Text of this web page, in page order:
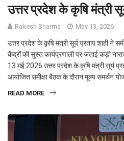
उत्तर प्रदेश के कृषि मंत्री
Rakesh Sharma May 13, 2026
उत्तर प्रदेश के कृषि मंत्री सूर्य प्रताप शाही ने
केंद्रों की सुस्त कार्यप्रणाली पर जताई कड़ी
13 मई 2026 उत्तर प्रदेश के कृषि मंत्री सूर्य
आयोजित समीक्षा बैठक के दौरान मूल्य समर्थन
READ MORE